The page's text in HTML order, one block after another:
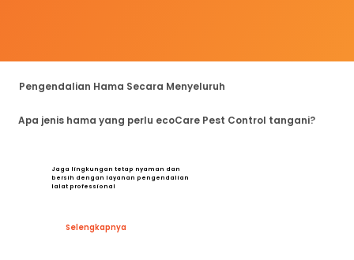
Jaga lingkungan tetap nyaman dan
bersih dengan layanan pengendalian
lalat professional
Selengkapnya
Pengendalian Hama Secara Menyeluruh
Apa jenis hama yang perlu ecoCare Pest Control tangani?